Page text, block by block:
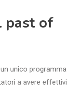
past of
unico programma
a avere effettivi